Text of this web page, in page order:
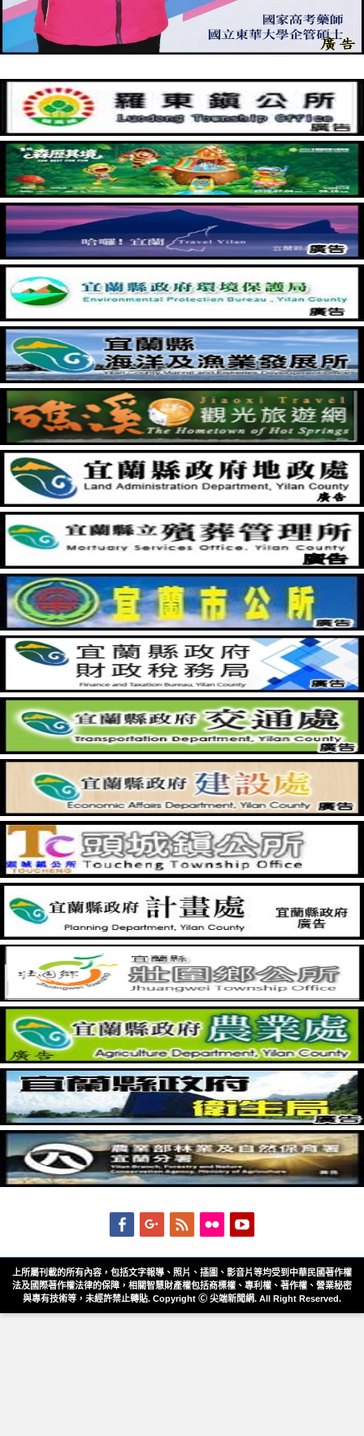
FacebookGoogleplus
Feed Flickr
上所屬刊載的所有內容，包括文字報導、照片、插圖、影音片等均受到中華民國著作權
法及國際著作權法律的保障，相關智慧財產權包括商標權、專利權、著作權、營業秘密
與專有技術等，未經許禁止轉貼. Copyright Ⓒ 尖端新聞網. All Right Reserved.